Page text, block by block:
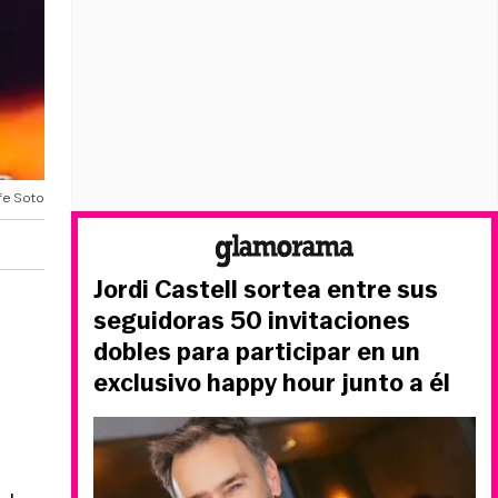
Soto
Jordi Castell sortea entre sus
seguidoras 50 invitaciones
dobles para participar en un
exclusivo happy hour junto a él